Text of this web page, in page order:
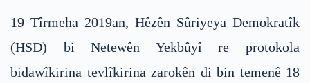
19 Tîrmeha 2019an, Hêzên Sûriyeya Demokratîk
(HSD) bi Netewên Yekbûyî re protokola
bidawîkirina tevlîkirina zarokên di bin temenê 18